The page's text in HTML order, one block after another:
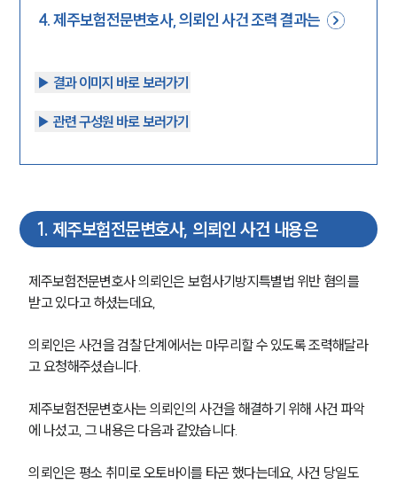
4.제주보험전문변호사, 의뢰인 사건 조력 결과는
▶︎ 결과 이미지 바로 보러가기
▶︎ 관련 구성원 바로 보러가기
1. 제주보험전문변호사, 의뢰인 사건 내용은
제주보험전문변호사 의뢰인은 보험사기방지특별법 위반 혐의를
받고 있다고 하셨는데요,
의뢰인은 사건을 검찰 단계에서는 마무리할 수 있도록 조력해달라
고 요청해주셨습니다.
제주보험전문변호사는 의뢰인의 사건을 해결하기 위해 사건 파악
에 나섰고, 그 내용은 다음과 같았습니다.
의뢰인은 평소 취미로 오토바이를 타곤 했다는데요, 사건 당일도